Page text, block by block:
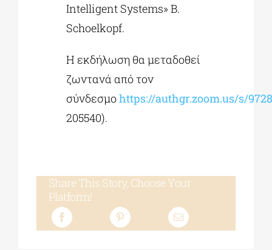
Intelligent Systems» B.
Schoelkopf.
Η εκδήλωση θα μεταδοθεί
ζωντανά από τον
σύνδεσμοhttps://authgr.zoom.us/s/
205540).
Share This Story, Choose Your
Platform!